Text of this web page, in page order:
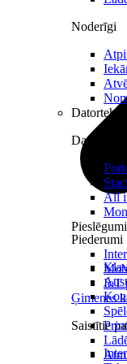
Pieslēgumi
IoT
Ģimenes
Saistītie
Noderīgi
Datori un
All
Piederumi